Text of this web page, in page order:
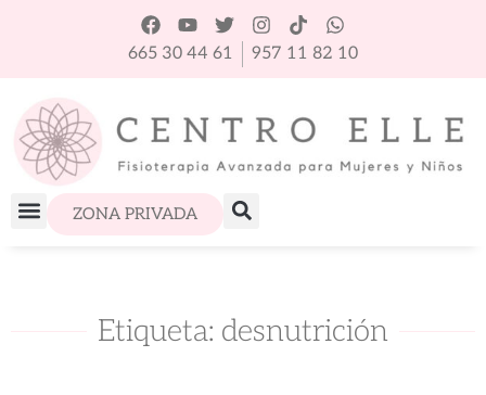
665 30 44 61 957 11 82 10
ZONA PRIVADA
Etiqueta: desnutrición